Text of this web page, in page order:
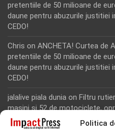
Politica
pretentiile de 50 milioane de
daune pentru abuzurile justitiei
CEDO!
Chris on ANCHETA! Curtea de
pretentiile de 50 milioane de
daune pentru abuzurile justitiei
CEDO!
jalalive piala dunia on Filtru
masini si 52 de motociclete,
Rodion Camatoritul on Inca un